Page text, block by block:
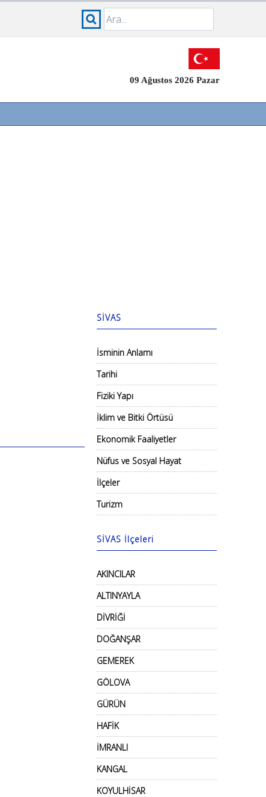
09 Ağustos 2026 Pazar
SİVAS
İsminin Anlamı
Tarihi
Fiziki Yapı
İklim ve Bitki Örtüsü
Ekonomik Faaliyetler
Nüfus ve Sosyal Hayat
İlçeler
Turizm
SİVAS İlçeleri
AKINCILAR
ALTINYAYLA
DİVRİĞİ
DOĞANŞAR
GEMEREK
GÖLOVA
GÜRÜN
HAFİK
İMRANLI
KANGAL
KOYULHİSAR